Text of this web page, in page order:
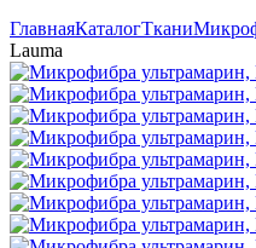
ГлавнаяКаталогТкани
Lauma